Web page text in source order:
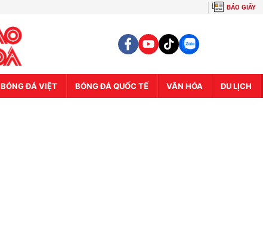
BÁO GIẤY
BÓNG ĐÁ VIỆT BÓNG ĐÁ QUỐC TẾ VĂN HÓA DU LỊCH